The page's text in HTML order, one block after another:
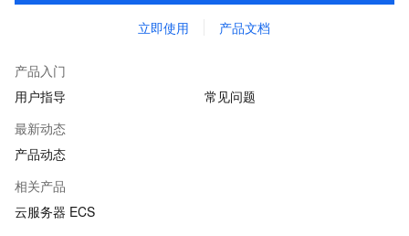
立即使用 产品文档
产品入门
用户指导
常见问题
最新动态
产品动态
相关产品
云服务器 ECS